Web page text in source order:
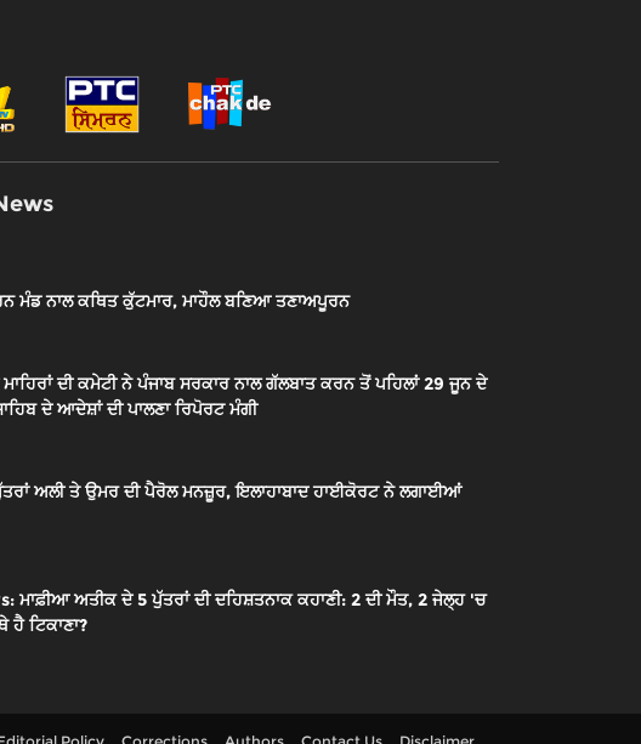
ਮੰਡ ਨਾਲ ਕਥਿਤ ਕੁੱਟਮਾਰ, ਮਾਹੌਲ ਬਣਿਆ ਤਣਾਅਪੂਰਨ
ਦੀ ਕਮੇਟੀ ਨੇ ਪੰਜਾਬ ਸਰਕਾਰ ਨਾਲ ਗੱਲਬਾਤ ਕਰਨ ਤੋਂ ਪਹਿਲਾਂ 29 ਜੂਨ ਦੇ
ਦੇ ਆਦੇਸ਼ਾਂ ਦੀ ਪਾਲਣਾ ਰਿਪੋਰਟ ਮੰਗੀ
ਅਲੀ ਤੇ ਉਮਰ ਦੀ ਪੈਰੋਲ ਮਨਜ਼ੂਰ, ਇਲਾਹਾਬਾਦ ਹਾਈਕੋਰਟ ਨੇ ਲਗਾਈਆਂ
ਮਾਫ਼ੀਆ ਅਤੀਕ ਦੇ 5 ਪੁੱਤਰਾਂ ਦੀ ਦਹਿਸ਼ਤਨਾਕ ਕਹਾਣੀ: 2 ਦੀ ਮੌਤ, 2 ਜੇਲ੍ਹ 'ਚ
ਹੈ ਟਿਕਾਣਾ?